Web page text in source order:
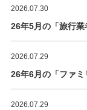
2026.07.30
26年5月の「旅行
2026.07.29
26年6月の「ファ
2026.07.29